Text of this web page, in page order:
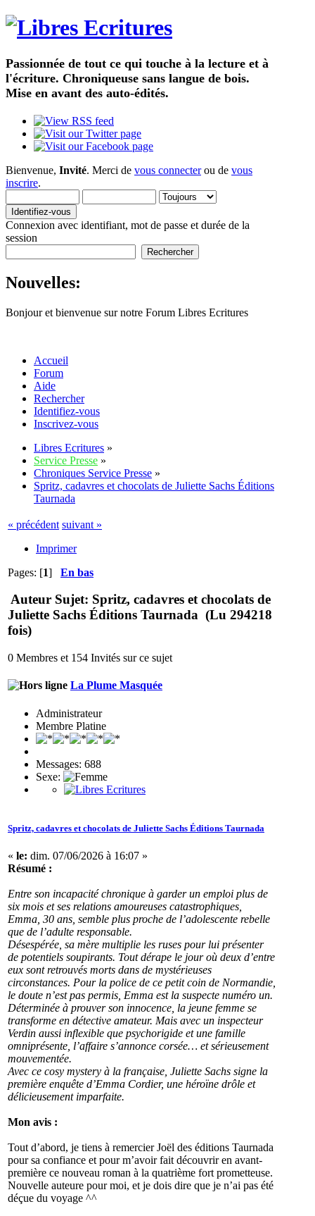
Passionnée de tout ce qui touche à la lecture et à
l'écriture. Chroniqueuse sans langue de bois.
Mise en avant des auto-édités.
Bienvenue, Invité. Merci de vous connecterou de vous
inscrire.
Connexion avec identifiant, mot de passe et durée de la
session
Nouvelles:
Bonjour et bienvenue sur notre Forum Libres Ecritures
Accueil
Forum
Aide
Rechercher
Identifiez-vous
Inscrivez-vous
Libres Ecritures »
Service Presse »
Chroniques Service Presse »
Spritz, cadavres et chocolats de Juliette Sachs Éditions
Taurnada
« précédent suivant »
Imprimer
Pages: [1] En bas
Auteur Sujet: Spritz, cadavres et chocolats de
Juliette Sachs Éditions Taurnada (Lu 294218
fois)
0 Membres et 154 Invités sur ce sujet
La Plume Masquée
Administrateur
Membre Platine
Messages: 688
Sexe:
Spritz, cadavres et chocolats de Juliette Sachs Éditions Taurnada
« le: dim. 07/06/2026 à 16:07 »
Résumé :
Entre son incapacité chronique à garder un emploi plus de
six mois et ses relations amoureuses catastrophiques,
Emma, 30 ans, semble plus proche de l’adolescente rebelle
que de l’adulte responsable.
Désespérée, sa mère multiplie les ruses pour lui présenter
de potentiels soupirants. Tout dérape le jour où deux d’entre
eux sont retrouvés morts dans de mystérieuses
circonstances. Pour la police de ce petit coin de Normandie,
le doute n’est pas permis, Emma est la suspecte numéro un.
Déterminée à prouver son innocence, la jeune femme se
transforme en détective amateur. Mais avec un inspecteur
Verdin aussi inflexible que psychorigide et une famille
omniprésente, l’affaire s’annonce corsée… et sérieusement
mouvementée.
Avec ce cosy mystery à la française, Juliette Sachs signe la
première enquête d’Emma Cordier, une héroïne drôle et
délicieusement imparfaite.
Mon avis :
Tout d’abord, je tiens à remercier Joël des éditions Taurnada
pour sa confiance et pour m’avoir fait découvrir en avant-
première ce nouveau roman à la quatrième fort prometteuse.
Nouvelle auteure pour moi, et je dois dire que je n’ai pas été
déçue du voyage ^^